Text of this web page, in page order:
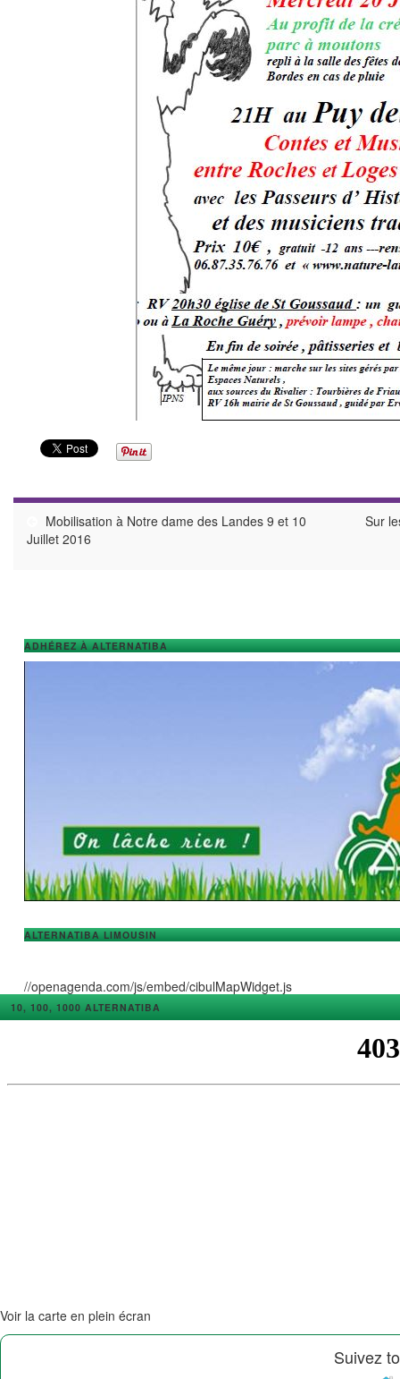
Mobilisation à Notre dame des Landes 9 et 10
Juillet 2016
Sur
ADHÉREZ À ALTERNATIBA
ALTERNATIBA LIMOUSIN
//openagenda.com/js/embed/cibulMapWidget.js
10, 100, 1000 ALTERNATIBA
Voir la carte en plein écran
Suivez